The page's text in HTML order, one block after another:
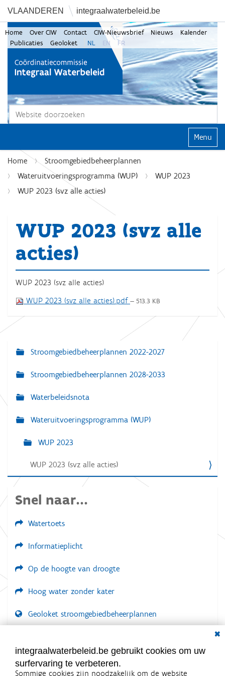
VLAANDEREN integraalwaterbeleid.be
Zoek
Home Over CIW Contact CIW-Nieuwsbrief Nieuws
Kalender
Publicaties
Geoloket NL EN FR
Klap
Home
Stroomgebiedbeheerplannen
Wateruitvoeringsprogramma (WUP)
WUP 2023
WUP 2023 (svz alle acties)
WUP 2023 (svz alle
acties)
WUP 2023 (svz alle acties)
WUP 2023 (svz alle acties).pdf — 513.3 KB
N
a
i
g
e
Stroomgebiedbeheerplannen 2022-2027
Stroomgebiedbeheerplannen 2028-2033
Waterbeleidsnota
Wateruitvoeringsprogramma (WUP)
WUP 2023
WUP 2023 (svz alle acties)
Snel naar...
Watertoets
Informatieplicht
Op de hoogte van droogte
Hoog water zonder kater
Geoloket stroomgebiedbeheerplannen
LOGIN VEREIST
integraalwaterbeleid.be gebruikt cookies om uw
surfervaring te verbeteren.
Sommige cookies zijn noodzakelijk om de website